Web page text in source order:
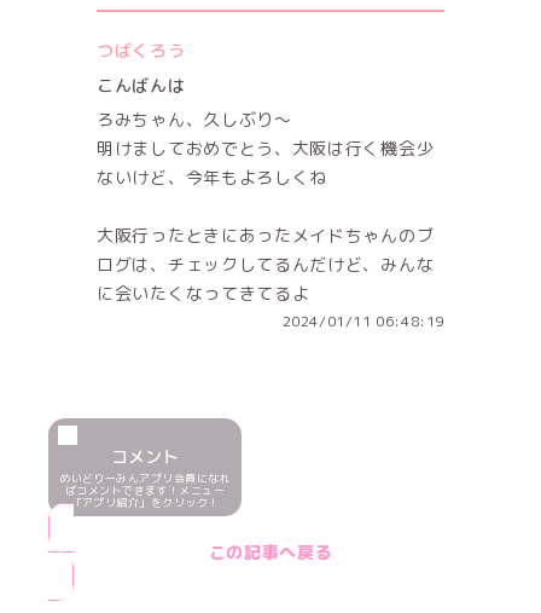
つばくろう
こんばんは
ろみちゃん、久しぶり～
明けましておめでとう、大阪は行く機会少
ないけど、今年もよろしくね
大阪行ったときにあったメイドちゃんのブ
ログは、チェックしてるんだけど、みんな
に会いたくなってきてるよ
2024/01/11 06:48:19
コメント
めいどりーみんアプリ会員になれ
ばコメントできます！メニュー
「アプリ紹介」をクリック！
この記事へ戻る